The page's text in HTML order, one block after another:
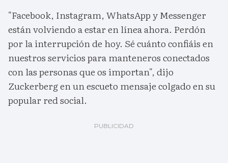
"Facebook, Instagram, WhatsApp y Messenger
están volviendo a estar en línea ahora. Perdón
por la interrupción de hoy. Sé cuánto confiáis en
nuestros servicios para manteneros conectados
con las personas que os importan", dijo
Zuckerberg en un escueto mensaje colgado en su
popular red social.